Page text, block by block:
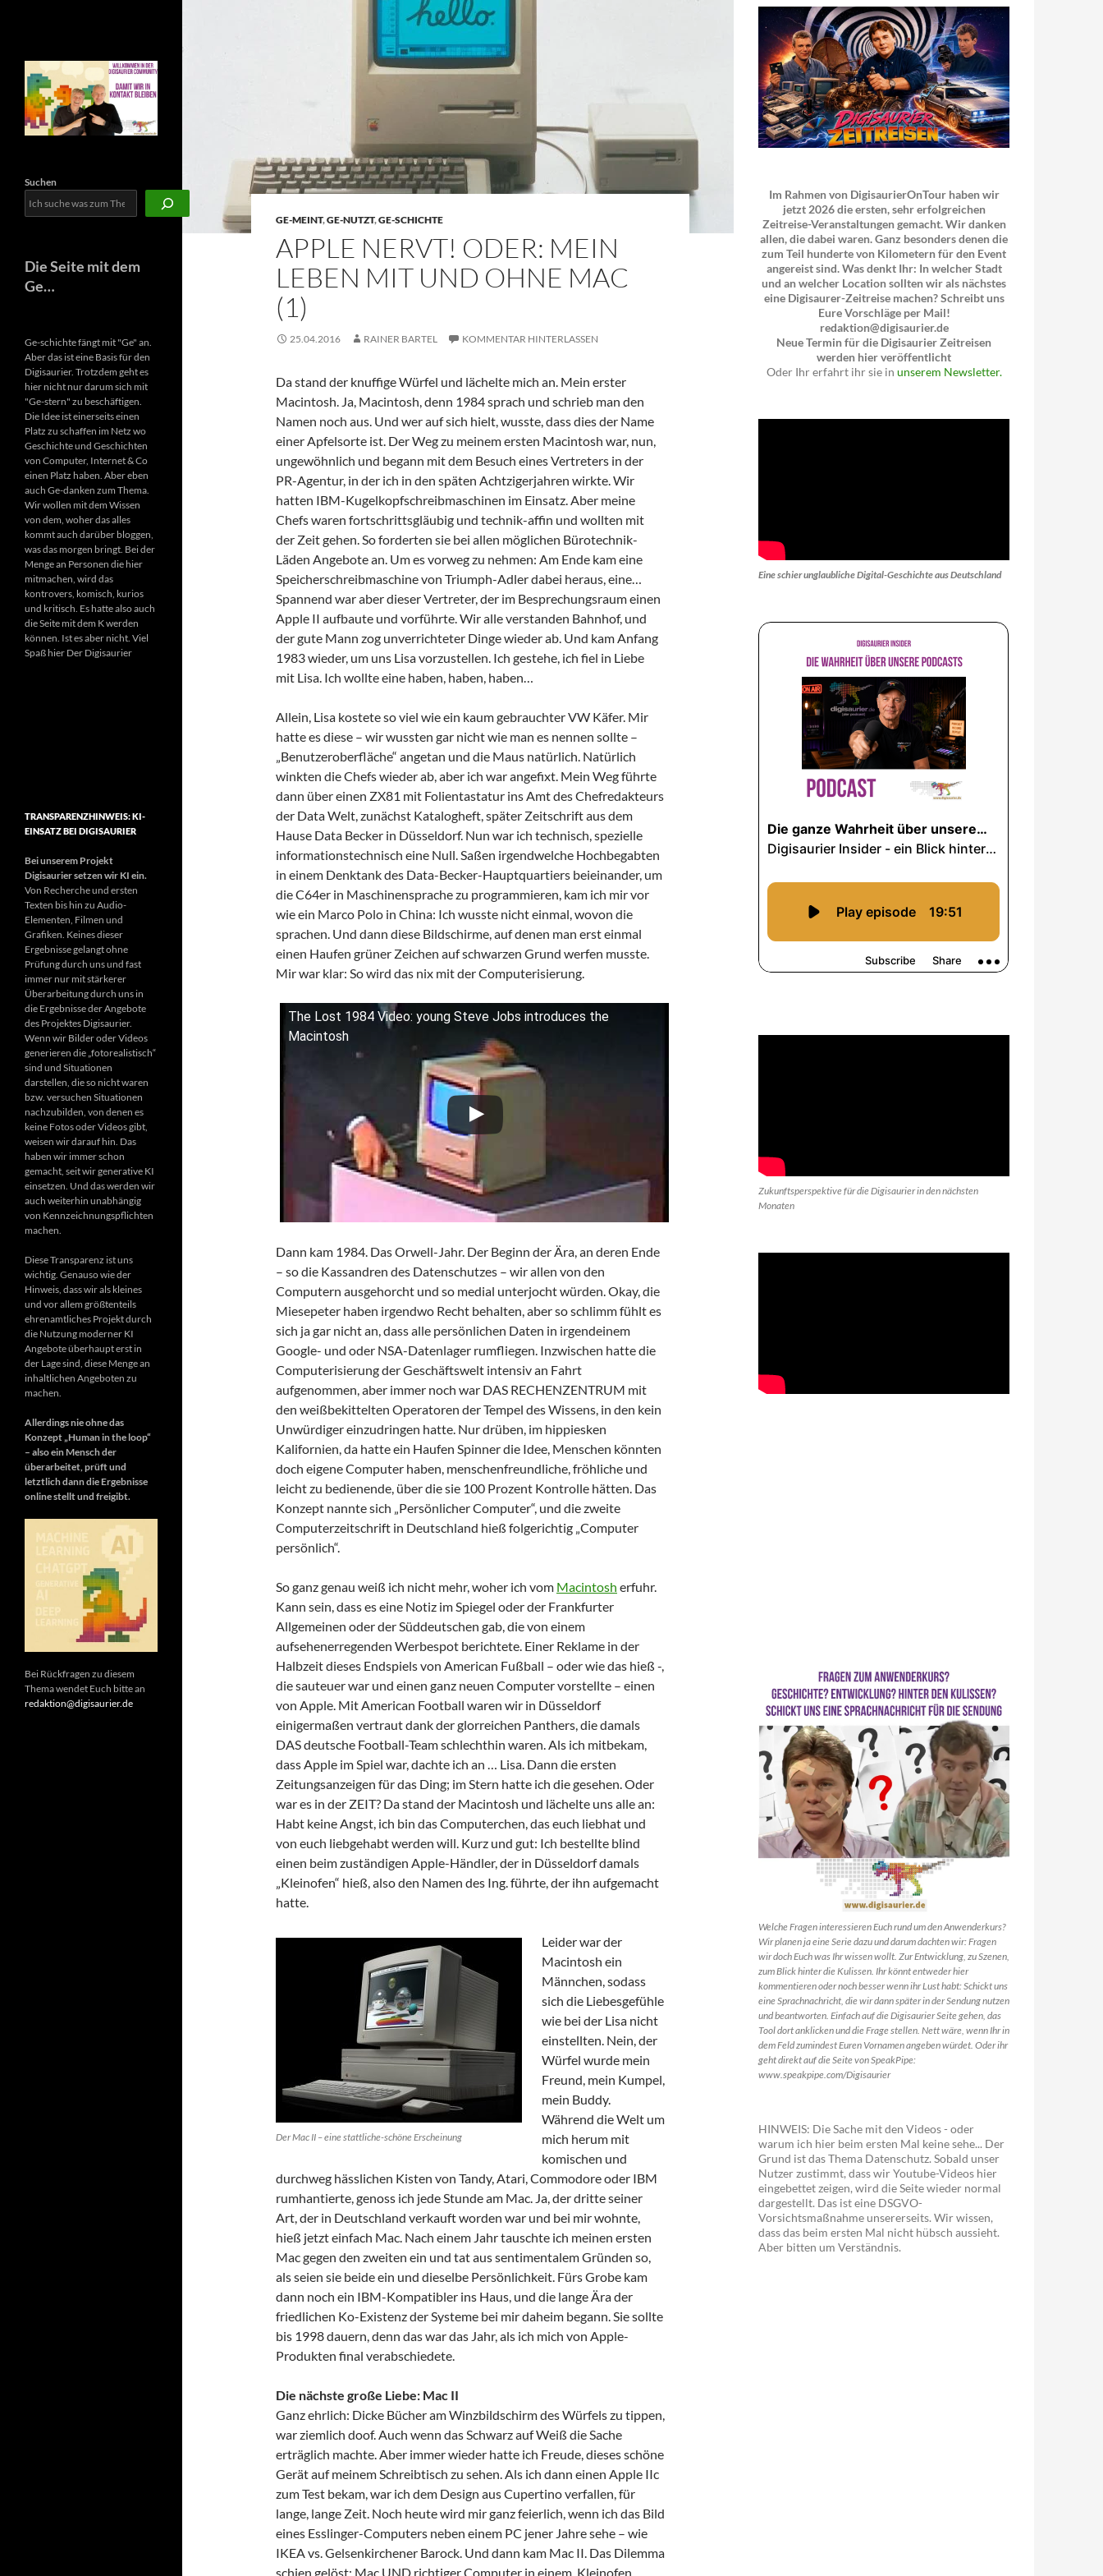
GE-MEINT,GE-NUTZT,GE-SCHICHTE
APPLE NERVT! ODER: MEIN
LEBEN MIT UND OHNE MAC
(1)
25.04.2016 RAINER BARTEL KOMMENTAR HINTERLASSEN
Da stand der knuffige Würfel und lächelte mich an. Mein erster
Macintosh. Ja, Macintosh, denn 1984 sprach und schrieb man den
Namen noch aus. Und wer auf sich hielt, wusste, dass dies der Name
einer Apfelsorte ist. Der Weg zu meinem ersten Macintosh war, nun,
ungewöhnlich und begann mit dem Besuch eines Vertreters in der
PR-Agentur, in der ich in den späten Achtzigerjahren wirkte. Wir
hatten IBM-Kugelkopfschreibmaschinen im Einsatz. Aber meine
Chefs waren fortschrittsgläubig und technik-affin und wollten mit
der Zeit gehen. So forderten sie bei allen möglichen Bürotechnik-
Läden Angebote an. Um es vorweg zu nehmen: Am Ende kam eine
Speicherschreibmaschine von Triumph-Adler dabei heraus, eine…
Spannend war aber dieser Vertreter, der im Besprechungsraum einen
Apple II aufbaute und vorführte. Wir alle verstanden Bahnhof, und
der gute Mann zog unverrichteter Dinge wieder ab. Und kam Anfang
1983 wieder, um uns Lisa vorzustellen. Ich gestehe, ich fiel in Liebe
mit Lisa. Ich wollte eine haben, haben, haben…
Allein, Lisa kostete so viel wie ein kaum gebrauchter VW Käfer. Mir
hatte es diese – wir wussten gar nicht wie man es nennen sollte –
„Benutzeroberfläche“ angetan und die Maus natürlich. Natürlich
winkten die Chefs wieder ab, aber ich war angefixt. Mein Weg führte
dann über einen ZX81 mit Folientastatur ins Amt des Chefredakteurs
der Data Welt, zunächst Katalogheft, später Zeitschrift aus dem
Hause Data Becker in Düsseldorf. Nun war ich technisch, spezielle
informationstechnisch eine Null. Saßen irgendwelche Hochbegabten
in einem Denktank des Data-Becker-Hauptquartiers beieinander, um
die C64er in Maschinensprache zu programmieren, kam ich mir vor
wie ein Marco Polo in China: Ich wusste nicht einmal, wovon die
sprachen. Und dann diese Bildschirme, auf denen man erst einmal
einen Haufen grüner Zeichen auf schwarzen Grund werfen musste.
Mir war klar: So wird das nix mit der Computerisierung.
The Lost 1984 Video: young Steve Jobs introduces the
Macintosh
Dann kam 1984. Das Orwell-Jahr. Der Beginn der Ära, an deren Ende
– so die Kassandren des Datenschutzes – wir allen von den
Computern ausgehorcht und so medial unterjocht würden. Okay, die
Miesepeter haben irgendwo Recht behalten, aber so schlimm fühlt es
sich ja gar nicht an, dass alle persönlichen Daten in irgendeinem
Google- und oder NSA-Datenlager rumfliegen. Inzwischen hatte die
Computerisierung der Geschäftswelt intensiv an Fahrt
aufgenommen, aber immer noch war DAS RECHENZENTRUM mit
den weißbekittelten Operatoren der Tempel des Wissens, in den kein
Unwürdiger einzudringen hatte. Nur drüben, im hippiesken
Kalifornien, da hatte ein Haufen Spinner die Idee, Menschen könnten
doch eigene Computer haben, menschenfreundliche, fröhliche und
leicht zu bedienende, über die sie 100 Prozent Kontrolle hätten. Das
Konzept nannte sich „Persönlicher Computer“, und die zweite
Computerzeitschrift in Deutschland hieß folgerichtig „Computer
persönlich“.
So ganz genau weiß ich nicht mehr, woher ich vom Macintosh erfuhr.
Kann sein, dass es eine Notiz im Spiegel oder der Frankfurter
Allgemeinen oder der Süddeutschen gab, die von einem
aufsehenerregenden Werbespot berichtete. Einer Reklame in der
Halbzeit dieses Endspiels von American Fußball – oder wie das hieß -,
die sauteuer war und einen ganz neuen Computer vorstellte – einen
von Apple. Mit American Football waren wir in Düsseldorf
einigermaßen vertraut dank der glorreichen Panthers, die damals
DAS deutsche Football-Team schlechthin waren. Als ich mitbekam,
dass Apple im Spiel war, dachte ich an … Lisa. Dann die ersten
Zeitungsanzeigen für das Ding; im Stern hatte ich die gesehen. Oder
war es in der ZEIT? Da stand der Macintosh und lächelte uns alle an:
Habt keine Angst, ich bin das Computerchen, das euch liebhat und
von euch liebgehabt werden will. Kurz und gut: Ich bestellte blind
einen beim zuständigen Apple-Händler, der in Düsseldorf damals
„Kleinofen“ hieß, also den Namen des Ing. führte, der ihn aufgemacht
hatte.
Der Mac II – eine stattliche-schöne Erscheinung
Leider war der
Macintosh ein
Männchen, sodass
sich die Liebesgefühle
wie bei der Lisa nicht
einstellten. Nein, der
Würfel wurde mein
Freund, mein Kumpel,
mein Buddy.
Während die Welt um
mich herum mit
komischen und
durchweg hässlichen Kisten von Tandy, Atari, Commodore oder IBM
rumhantierte, genoss ich jede Stunde am Mac. Ja, der dritte seiner
Art, der in Deutschland verkauft worden war und bei mir wohnte,
hieß jetzt einfach Mac. Nach einem Jahr tauschte ich meinen ersten
Mac gegen den zweiten ein und tat aus sentimentalem Gründen so,
als seien sie beide ein und dieselbe Persönlichkeit. Fürs Grobe kam
dann noch ein IBM-Kompatibler ins Haus, und die lange Ära der
friedlichen Ko-Existenz der Systeme bei mir daheim begann. Sie sollte
bis 1998 dauern, denn das war das Jahr, als ich mich von Apple-
Produkten final verabschiedete.
Die nächste große Liebe: Mac II
Ganz ehrlich: Dicke Bücher am Winzbildschirm des Würfels zu tippen,
war ziemlich doof. Auch wenn das Schwarz auf Weiß die Sache
erträglich machte. Aber immer wieder hatte ich Freude, dieses schöne
Gerät auf meinem Schreibtisch zu sehen. Als ich dann einen Apple IIc
zum Test bekam, war ich dem Design aus Cupertino verfallen, für
lange, lange Zeit. Noch heute wird mir ganz feierlich, wenn ich das Bild
eines Esslinger-Computers neben einem PC jener Jahre sehe – wie
IKEA vs. Gelsenkirchener Barock. Und dann kam Mac II. Das Dilemma
schien gelöst: Mac UND richtiger Computer in einem. Kleinofen
Im Rahmen von DigisaurierOnTour haben wir
jetzt 2026 die ersten, sehr erfolgreichen
Zeitreise-Veranstaltungen gemacht. Wir danken
allen, die dabei waren. Ganz besonders denen die
zum Teil hunderte von Kilometern für den Event
angereist sind. Was denkt Ihr: In welcher Stadt
und an welcher Location sollten wir als nächstes
eine Digisaurer-Zeitreise machen? Schreibt uns
Eure Vorschläge per Mail!
redaktion@digisaurier.de
Neue Termin für die Digisaurier Zeitreisen
werden hier veröffentlicht
Oder Ihr erfahrt ihr sie in unserem Newsletter.
Eine schier unglaubliche Digital-Geschichte aus Deutschland
Zukunftsperspektive für die Digisaurier in den nächsten
Monaten
Welche Fragen interessieren Euch rund um den Anwenderkurs?
Wir planen ja eine Serie dazu und darum dachten wir: Fragen
wir doch Euch was Ihr wissen wollt. Zur Entwicklung, zu Szenen,
zum Blick hinter die Kulissen. Ihr könnt entweder hier
kommentieren oder noch besser wenn ihr Lust habt: Schickt uns
eine Sprachnachricht, die wir dann später in der Sendung nutzen
und beantworten. Einfach auf die Digisaurier Seite gehen, das
Tool dort anklicken und die Frage stellen. Nett wäre, wenn Ihr in
dem Feld zumindest Euren Vornamen angeben würdet. Oder ihr
geht direkt auf die Seite von SpeakPipe:
www.speakpipe.com/Digisaurier
HINWEIS: Die Sache mit den Videos - oder
warum ich hier beim ersten Mal keine sehe... Der
Grund ist das Thema Datenschutz. Sobald unser
Nutzer zustimmt, dass wir Youtube-Videos hier
eingebettet zeigen, wird die Seite wieder normal
dargestellt. Das ist eine DSGVO-
Vorsichtsmaßnahme unsererseits. Wir wissen,
dass das beim ersten Mal nicht hübsch aussieht.
Aber bitten um Verständnis.
Suchen
Die Seite mit dem
Ge…
Ge-schichte fängt mit "Ge" an.
Aber das ist eine Basis für den
Digisaurier. Trotzdem geht es
hier nicht nur darum sich mit
"Ge-stern" zu beschäftigen.
Die Idee ist einerseits einen
Platz zu schaffen im Netz wo
Geschichte und Geschichten
von Computer, Internet & Co
einen Platz haben. Aber eben
auch Ge-danken zum Thema.
Wir wollen mit dem Wissen
von dem, woher das alles
kommt auch darüber bloggen,
was das morgen bringt. Bei der
Menge an Personen die hier
mitmachen, wird das
kontrovers, komisch, kurios
und kritisch. Es hatte also auch
die Seite mit dem K werden
können. Ist es aber nicht. Viel
Spaß hier Der Digisaurier
TRANSPARENZHINWEIS: KI-
EINSATZ BEI DIGISAURIER
Bei unserem Projekt
Digisaurier setzen wir KI ein.
Von Recherche und ersten
Texten bis hin zu Audio-
Elementen, Filmen und
Grafiken. Keines dieser
Ergebnisse gelangt ohne
Prüfung durch uns und fast
immer nur mit stärkerer
Überarbeitung durch uns in
die Ergebnisse der Angebote
des Projektes Digisaurier.
Wenn wir Bilder oder Videos
generieren die „fotorealistisch“
sind und Situationen
darstellen, die so nicht waren
bzw. versuchen Situationen
nachzubilden, von denen es
keine Fotos oder Videos gibt,
weisen wir darauf hin. Das
haben wir immer schon
gemacht, seit wir generative KI
einsetzen. Und das werden wir
auch weiterhin unabhängig
von Kennzeichnungspflichten
machen.
Diese Transparenz ist uns
wichtig. Genauso wie der
Hinweis, dass wir als kleines
und vor allem größtenteils
ehrenamtliches Projekt durch
die Nutzung moderner KI
Angebote überhaupt erst in
der Lage sind, diese Menge an
inhaltlichen Angeboten zu
machen.
Allerdings nie ohne das
Konzept „Human in the loop“
– also ein Mensch der
überarbeitet, prüft und
letztlich dann die Ergebnisse
online stellt und freigibt.
Bei Rückfragen zu diesem
Thema wendet Euch bitte an
redaktion@digisaurier.de